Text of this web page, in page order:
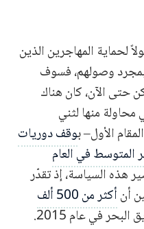
لحماية المهاجرين الذين
وصولهم، فسوف
ولكن حتى الآن، كان هناك
محاولة منها لثني
الأول– بوقف دوريات
المتوسط في العام
هذه السياسة، إذ تقدّر
أنأكثر من 500 ألف
في عام 2015.